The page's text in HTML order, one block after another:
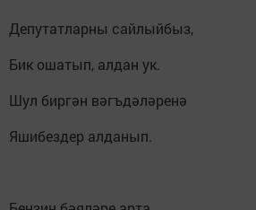
Депутатларны сайлыйбыз,
Бик ошатып, алдан ук.
Шул биргән вәгъдәләренә
Яшибездер алданып.